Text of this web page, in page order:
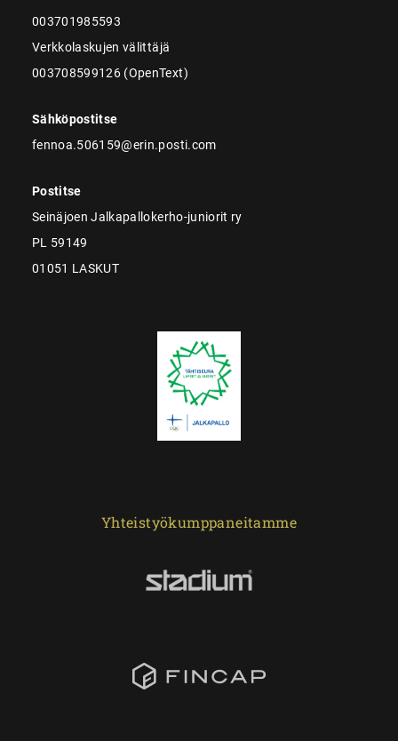
003701985593
Verkkolaskujen välittäjä
003708599126 (OpenText)
Sähköpostitse
fennoa.506159@erin.posti.com
Postitse
Seinäjoen Jalkapallokerho-juniorit ry
PL 59149
01051 LASKUT
Yhteistyökumppaneitamme